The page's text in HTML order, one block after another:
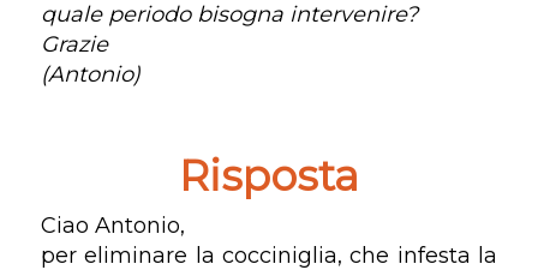
quale periodo bisogna intervenire?
Grazie
(Antonio)
Risposta
Ciao Antonio,
per eliminare la cocciniglia, che infesta la